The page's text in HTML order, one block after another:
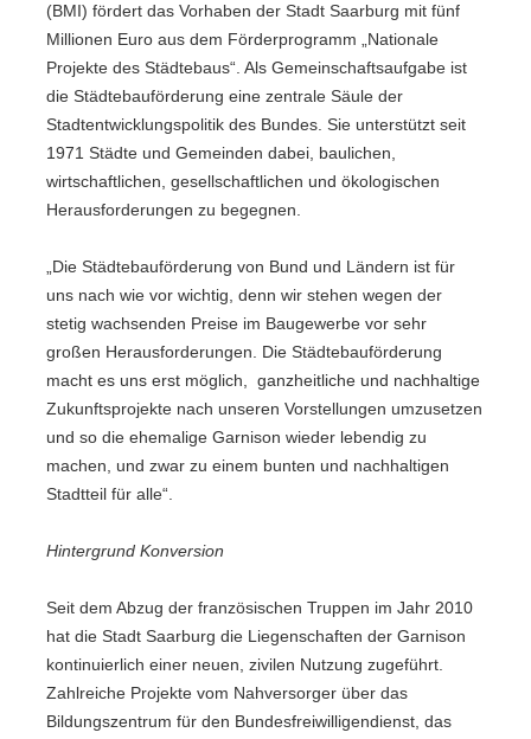
(BMI) fördert das Vorhaben der Stadt Saarburg mit fünf
Millionen Euro aus dem Förderprogramm „Nationale
Projekte des Städtebaus“. Als Gemeinschaftsaufgabe ist
die Städtebauförderung eine zentrale Säule der
Stadtentwicklungspolitik des Bundes. Sie unterstützt seit
1971 Städte und Gemeinden dabei, baulichen,
wirtschaftlichen, gesellschaftlichen und ökologischen
Herausforderungen zu begegnen.
„Die Städtebauförderung von Bund und Ländern ist für
uns nach wie vor wichtig, denn wir stehen wegen der
stetig wachsenden Preise im Baugewerbe vor sehr
großen Herausforderungen. Die Städtebauförderung
macht es uns erst möglich, ganzheitliche und nachhaltige
Zukunftsprojekte nach unseren Vorstellungen umzusetzen
und so die ehemalige Garnison wieder lebendig zu
machen, und zwar zu einem bunten und nachhaltigen
Stadtteil für alle“.
Hintergrund Konversion
Seit dem Abzug der französischen Truppen im Jahr 2010
hat die Stadt Saarburg die Liegenschaften der Garnison
kontinuierlich einer neuen, zivilen Nutzung zugeführt.
Zahlreiche Projekte vom Nahversorger über das
Bildungszentrum für den Bundesfreiwilligendienst, das